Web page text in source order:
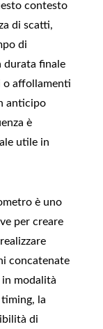
contesto
di scatti,
di
durata finale
o affollamenti
anticipo
è
utile in
è uno
per creare
concatenate
modalità
la
di